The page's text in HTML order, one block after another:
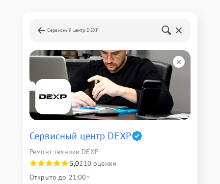
Сервисный центр DEXP
Сервисный центр DEXP
Ремонт техники DEXP
5,0210 оценки
Открыто до 21:00